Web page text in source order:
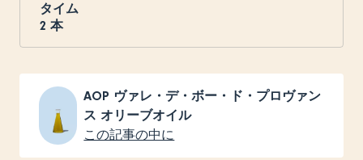
タイム
2 本
AOP ヴァレ・デ・ボー・ド・プロヴァン
ス オリーブオイル
この記事の中に